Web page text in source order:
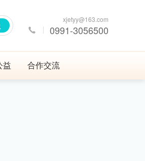
xjetyy@163.com
0991-3056500
益 合作交流